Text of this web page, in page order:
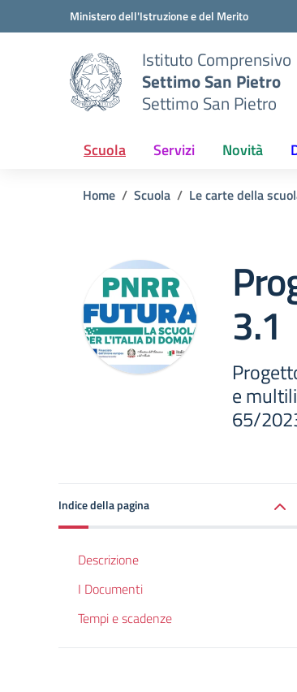
Vai ai contenuti
Vai al menu di navigazioneMinistero dell'Istruzione e del Merito
Istituto Comprensivo
Settimo San Pietro
Settimo San Pietro
Scuola Servizi Novità
Home Scuola Le carte della
3.1
e
65/
Indice della pagina
Descrizione
I Documenti
Tempi e scadenze